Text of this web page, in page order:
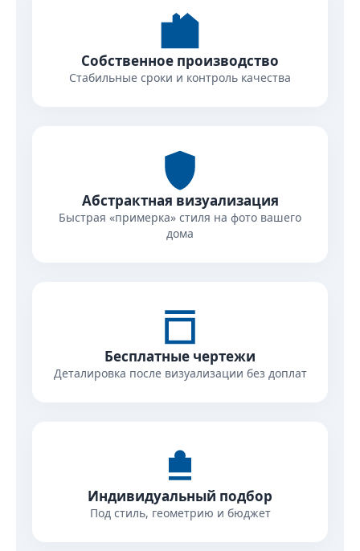
Собственное производство
Стабильные сроки и контроль качества
Абстрактная визуализация
Быстрая «примерка» стиля на фото вашего
дома
Бесплатные чертежи
Деталировка после визуализации без доплат
Индивидуальный подбор
Под стиль, геометрию и бюджет